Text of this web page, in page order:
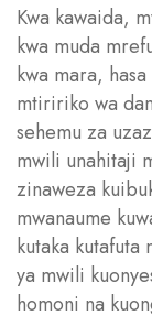
Kwa kawaida,
kwa muda
kwa mara,
mtiririko wa
sehemu za
mwili unahitaji
zinaweza
mwanaume
kutaka
ya mwili
homoni na